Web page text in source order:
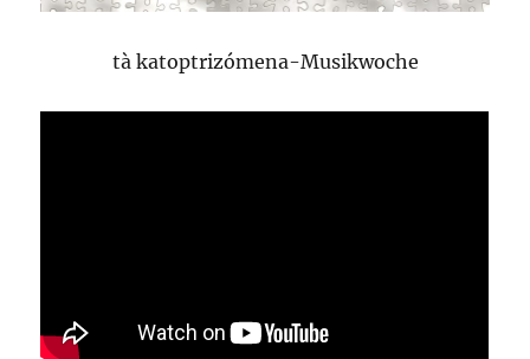
tà katoptrizómena-Musikwoche